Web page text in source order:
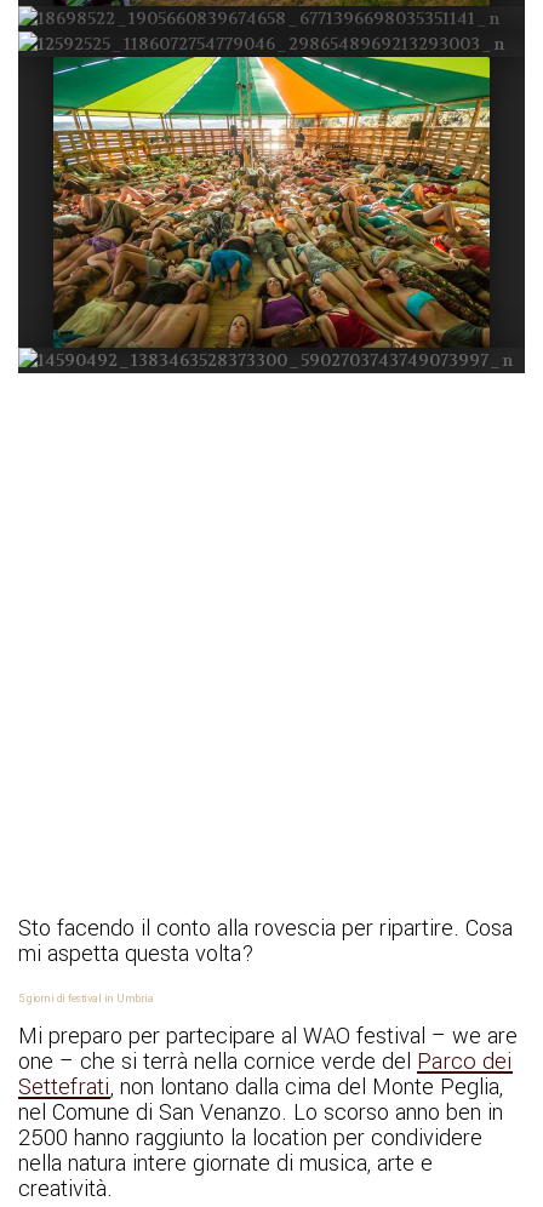
Sto facendo il conto alla rovescia per ripartire. Cosa
mi aspetta questa volta?
5 giorni di festival in Umbria
Mi preparo per partecipare al WAO festival – we are
one – che si terrà nella cornice verde del Parco dei
Settefrati, non lontano dalla cima del Monte Peglia,
nel Comune di San Venanzo. Lo scorso anno ben in
2500 hanno raggiunto la location per condividere
nella natura intere giornate di musica, arte e
creatività.